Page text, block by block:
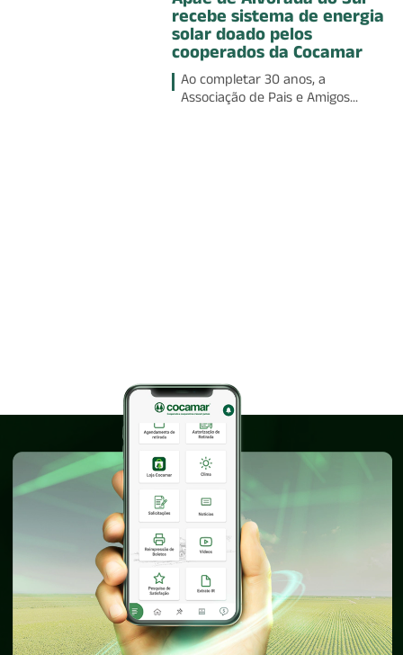
recebe sistema de energia
solar doado pelos
cooperados da Cocamar
Ao completar 30 anos, a
Associação de Pais e Amigos...